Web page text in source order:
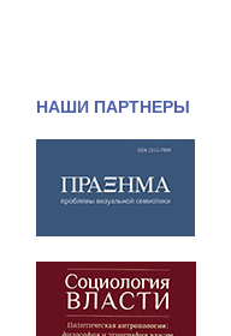
НАШИ ПАРТНЕРЫ